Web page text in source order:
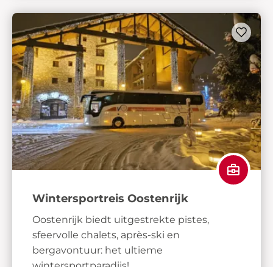
Wintersportreis Oostenrijk
Oostenrijk biedt uitgestrekte pistes,
sfeervolle chalets, après-ski en
bergavontuur: het ultieme